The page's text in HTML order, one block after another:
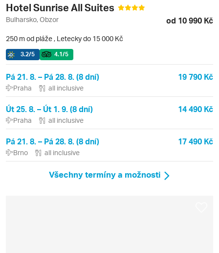
Hotel Sunrise All Suites
Bulharsko, Obzor od 10 990 Kč
250 m od pláže , Letecky do 15 000 Kč
3.2/5 4.1/5
Pá 21. 8. – Pá 28. 8. (8 dní) 19 790 Kč
Praha all inclusive
Út 25. 8. – Út 1. 9. (8 dní) 14 490 Kč
Praha all inclusive
Pá 21. 8. – Pá 28. 8. (8 dní) 17 490 Kč
Brno all inclusive
Všechny termíny a možnosti